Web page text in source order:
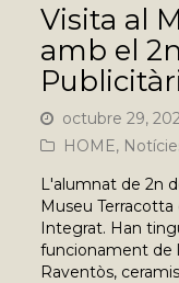
Visita al
amb el
octubre 29,
HOME,
L'alumnat de 2n
Museu
Integrat. Han
funcionament de
Raventòs,